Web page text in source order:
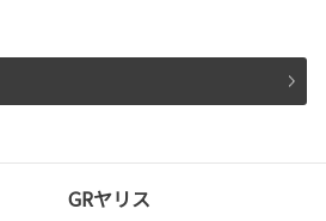
GRヤリス